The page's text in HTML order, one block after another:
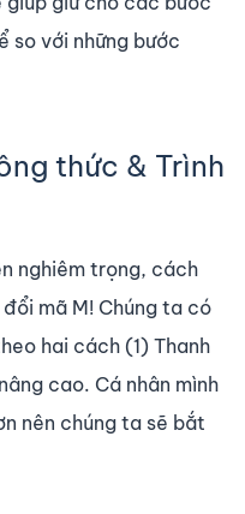
so với những bước
thức & Trình
nghiêm trọng, cách
mã M! Chúng ta có
hai cách (1) Thanh
cao. Cá nhân mình
nên chúng ta sẽ bắt